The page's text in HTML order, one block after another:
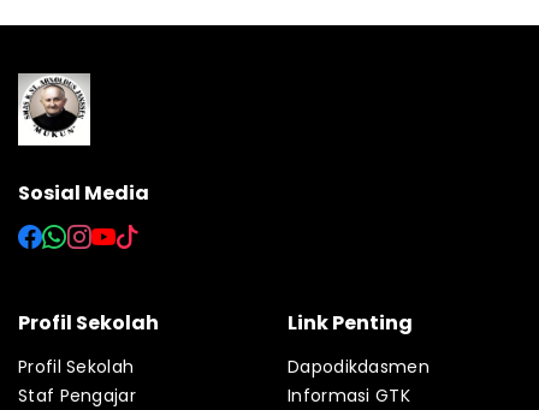
Sosial Media
Profil Sekolah
Profil Sekolah
Staf Pengajar
Link Penting
Dapodikdasmen
Informasi GTK